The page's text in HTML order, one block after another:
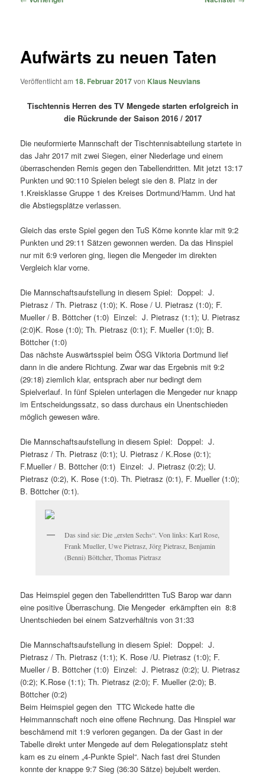
Aufwärts zu neuen Taten
Veröffentlicht am18. Februar 2017von Klaus Neuvians
Tischtennis Herren des TV Mengede starten erfolgreich in
die Rückrunde der Saison 2016 / 2017
Die neuformierte Mannschaft der Tischtennisabteilung startete in
das Jahr 2017 mit zwei Siegen, einer Niederlage und einem
überraschenden Remis gegen den Tabellendritten. Mit jetzt 13:17
Punkten und 90:110 Spielen belegt sie den 8. Platz in der
1.Kreisklasse Gruppe 1 des Kreises Dortmund/Hamm. Und hat
die Abstiegsplätze verlassen.
Gleich das erste Spiel gegen den TuS Körne konnte klar mit 9:2
Punkten und 29:11 Sätzen gewonnen werden. Da das Hinspiel
nur mit 6:9 verloren ging, liegen die Mengeder im direkten
Vergleich klar vorne.
Die Mannschaftsaufstellung in diesem Spiel: Doppel: J.
Pietrasz / Th. Pietrasz (1:0); K. Rose / U. Pietrasz (1:0); F.
Mueller / B. Böttcher (1:0) Einzel: J. Pietrasz (1:1); U. Pietrasz
(2:0)K. Rose (1:0); Th. Pietrasz (0:1); F. Mueller (1:0); B.
Böttcher (1:0)
Das nächste Auswärtsspiel beim ÖSG Viktoria Dortmund lief
dann in die andere Richtung. Zwar war das Ergebnis mit 9:2
(29:18) ziemlich klar, entsprach aber nur bedingt dem
Spielverlauf. In fünf Spielen unterlagen die Mengeder nur knapp
im Entscheidungssatz, so dass durchaus ein Unentschieden
möglich gewesen wäre.
Die Mannschaftsaufstellung in diesem Spiel: Doppel: J.
Pietrasz / Th. Pietrasz (0:1); U. Pietrasz / K.Rose (0:1);
F.Mueller / B. Böttcher (0:1) Einzel: J. Pietrasz (0:2); U.
Pietrasz (0:2), K. Rose (1:0). Th. Pietrasz (0:1), F. Mueller (1:0);
B. Böttcher (0:1).
Das sind sie: Die „ersten Sechs“. Von links: Karl Rose,
Frank Mueller, Uwe Pietrasz, Jörg Pietrasz, Benjamin
(Benni) Böttcher, Thomas Pietrasz
Das Heimspiel gegen den Tabellendritten TuS Barop war dann
eine positive Überraschung. Die Mengeder erkämpften ein 8:8
Unentschieden bei einem Satzverhältnis von 31:33
Die Mannschaftsaufstellung in diesem Spiel: Doppel: J.
Pietrasz / Th. Pietrasz (1:1); K. Rose /U. Pietrasz (1:0); F.
Mueller / B. Böttcher (1:0) Einzel: J. Pietrasz (0:2); U. Pietrasz
(0:2); K.Rose (1:1); Th. Pietrasz (2:0); F. Mueller (2:0); B.
Böttcher (0:2)
Beim Heimspiel gegen den TTC Wickede hatte die
Heimmannschaft noch eine offene Rechnung. Das Hinspiel war
beschämend mit 1:9 verloren gegangen. Da der Gast in der
Tabelle direkt unter Mengede auf dem Relegationsplatz steht
kam es zu einem „4-Punkte Spiel“. Nach fast drei Stunden
konnte der knappe 9:7 Sieg (36:30 Sätze) bejubelt werden.